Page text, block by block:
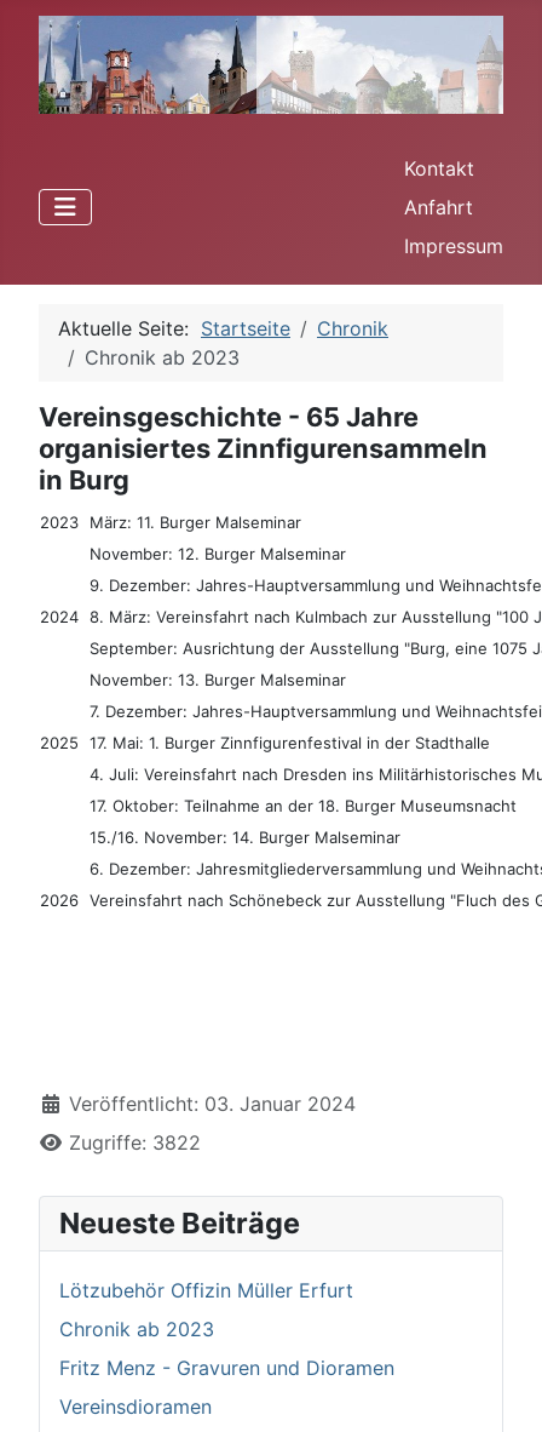
Kontakt
Anfahrt
Impressum
Aktuelle Seite: Startseite
Chronik
Chronik ab 2023
Vereinsgeschichte - 65 Jahre
organisiertes Zinnfigurensammeln
in Burg
2023
März: 11. Burger Malseminar
November: 12. Burger Malseminar
9. Dezember: Jahres-Hauptversammlung und
2024 8. März: Vereinsfahrt nach Kulmbach zur Ausstellung "100
September: Ausrichtung der Ausstellung "Burg, eine 1075
November: 13. Burger Malseminar
7. Dezember: Jahres-Hauptversammlung und
2025
17. Mai: 1. Burger Zinnfigurenfestival in der Stadthalle
4. Juli: Vereinsfahrt nach Dresden ins Militärhistorisches
17. Oktober: Teilnahme an der 18. Burger Museumsnacht
15./16. November: 14. Burger Malseminar
6. Dezember: Jahresmitgliederversammlung und
2026 Vereinsfahrt nach Schönebeck zur Ausstellung "Fluch des
Details
Veröffentlicht: 03. Januar 2024
Zugriffe: 3822
Neueste Beiträge
Lötzubehör Offizin Müller Erfurt
Chronik ab 2023
Fritz Menz - Gravuren und Dioramen
Vereinsdioramen